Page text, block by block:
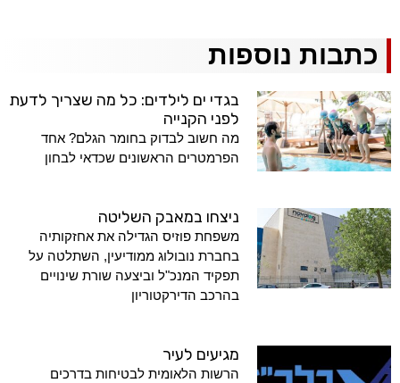
כתבות נוספות
בגדי ים לילדים: כל מה שצריך לדעת
לפני הקנייה
מה חשוב לבדוק בחומר הגלם? אחד
הפרמטרים הראשונים שכדאי לבחון
ניצחו במאבק השליטה
משפחת פוזיס הגדילה את אחזקותיה
בחברת נובולוג ממודיעין, השתלטה על
תפקיד המנכ"ל וביצעה שורת שינויים
בהרכב הדירקטוריון
מגיעים לעיר
הרשות הלאומית לבטיחות בדרכים